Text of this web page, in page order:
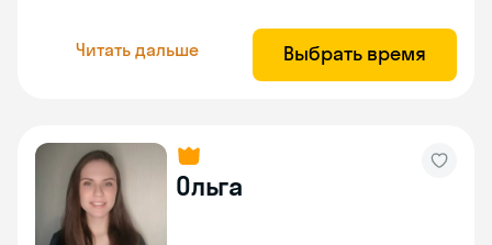
Читать дальше Выбрать время
Ольга